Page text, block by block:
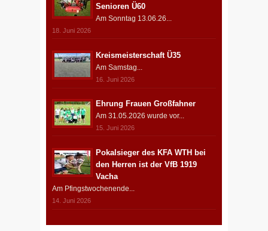
Senioren Ü60
Am Sonntag 13.06.26...
18. Juni 2026
Kreismeisterschaft Ü35
Am Samstag...
16. Juni 2026
Ehrung Frauen Großfahner
Am 31.05.2026 wurde vor...
15. Juni 2026
Pokalsieger des KFA WTH bei
den Herren ist der VfB 1919
Vacha
Am Pfingstwochenende...
14. Juni 2026